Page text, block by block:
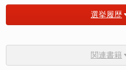
選挙履歴
関連書籍